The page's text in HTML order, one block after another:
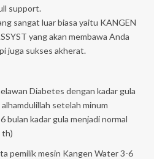
support.
sangat luar biasa yaitu KANGEN
yang akan membawa Anda
juga sukses akherat.
Diabetes dengan kadar gula
setelah minum
bulan kadar gula menjadi normal
th)
pemilik mesin Kangen Water 3-6